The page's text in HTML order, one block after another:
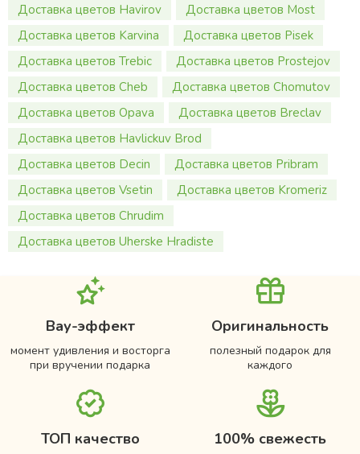
Доставка цветов Havirov
Доставка цветов Most
Доставка цветов Karvina
Доставка цветов Pisek
Доставка цветов Trebic
Доставка цветов Prostejov
Доставка цветов Cheb
Доставка цветов Chomutov
Доставка цветов Opava
Доставка цветов Breclav
Доставка цветов Havlickuv Brod
Доставка цветов Decin
Доставка цветов Pribram
Доставка цветов Vsetin
Доставка цветов Kromeriz
Доставка цветов Chrudim
Доставка цветов Uherske Hradiste
Вау-эффект
момент удивления и восторга
при вручении подарка
Оригинальность
полезный подарок для
каждого
ТОП качество 100% свежесть